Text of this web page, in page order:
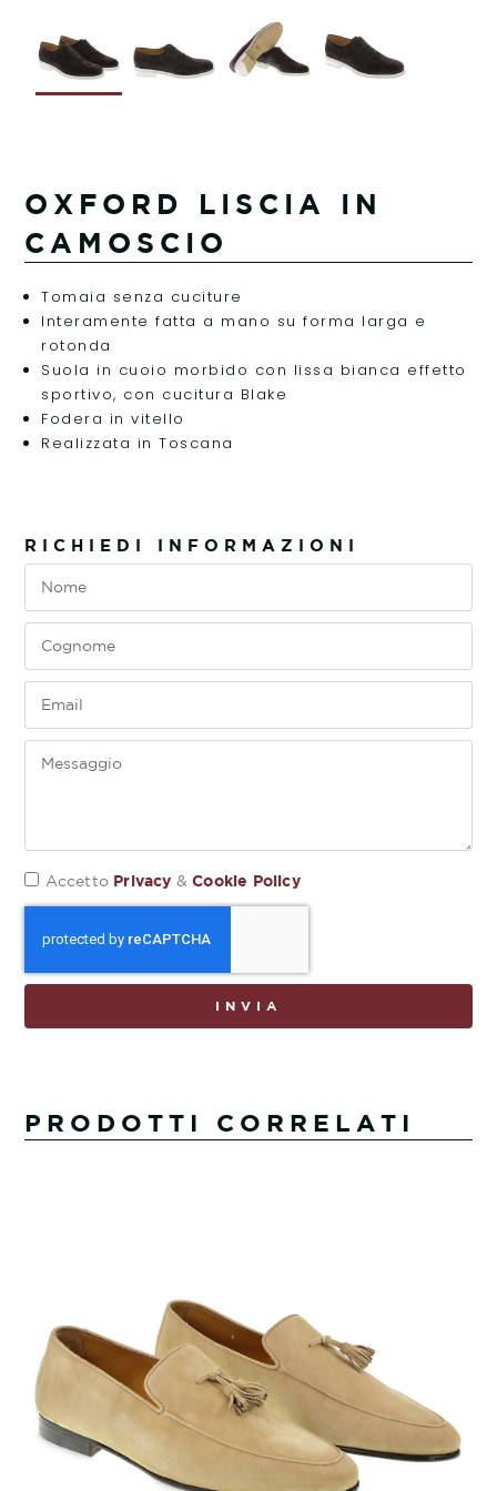
OXFORD LISCIA IN
CAMOSCIO
Tomaia senza cuciture
Interamente fatta a mano su forma larga e
rotonda
Suola in cuoio morbido con lissa bianca effetto
sportivo, con cucitura Blake
Fodera in vitello
Realizzata in Toscana
RICHIEDI INFORMAZIONI
Accetto Privacy &Cookie Policy
INVIA
PRODOTTI CORRELATI